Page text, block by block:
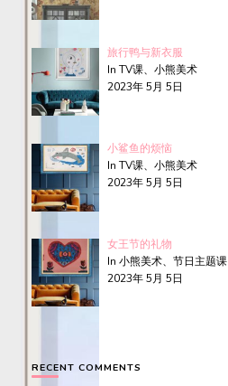
旅行鸭与新衣服
In TV课、小熊美术
2023年 5月 5日
小鲨鱼的烦恼
In TV课、小熊美术
2023年 5月 5日
女王节的礼物
In 小熊美术、节日主题课
2023年 5月 5日
RECENT COMMENTS